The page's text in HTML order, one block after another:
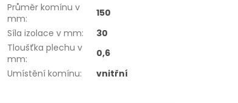
Průměr komínu v
mm:
150
Síla izolace v mm:
30
Tloušťka plechu v
mm:
0,6
Umístění komínu: vnitřní